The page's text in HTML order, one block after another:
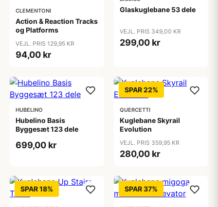
CLEMENTONI
Action & Reaction Tracks
og Platforms
VEJL. PRIS 129,95 KR
94,00 kr
Glaskuglebane 53 dele
VEJL. PRIS 349,00 KR
299,00 kr
HUBELINO
Hubelino Basis
Byggesæt 123 dele
699,00 kr
SPAR 22%
QUERCETTI
Kuglebane Skyrail
Evolution
VEJL. PRIS 359,95 KR
280,00 kr
SPAR 18% SPAR 37%